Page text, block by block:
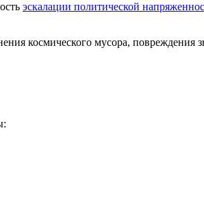
эскалации политической
космического мусора, повреждения